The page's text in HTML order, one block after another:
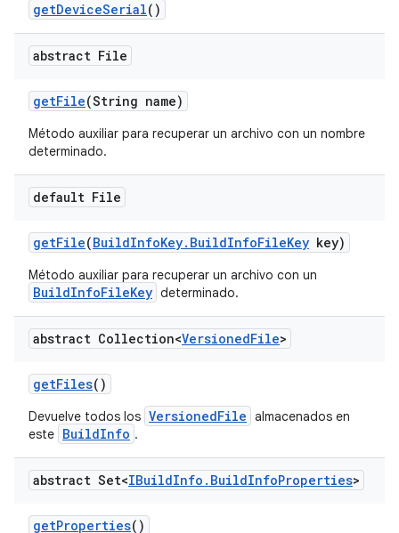
getDeviceSerial()
abstract File
getFile(String name)
Método auxiliar para recuperar un archivo con un nombre
determinado.
default File
getFile(BuildInfoKey. BuildInfoFileKey key)
Método auxiliar para recuperar un archivo con un
BuildInfoFileKey determinado.
abstract Collection<VersionedFile>
getFiles()
Devuelve todos los VersionedFile almacenados en
este BuildInfo .
abstract Set<IBuildInfo . BuildInfoProperties>
getProperties()